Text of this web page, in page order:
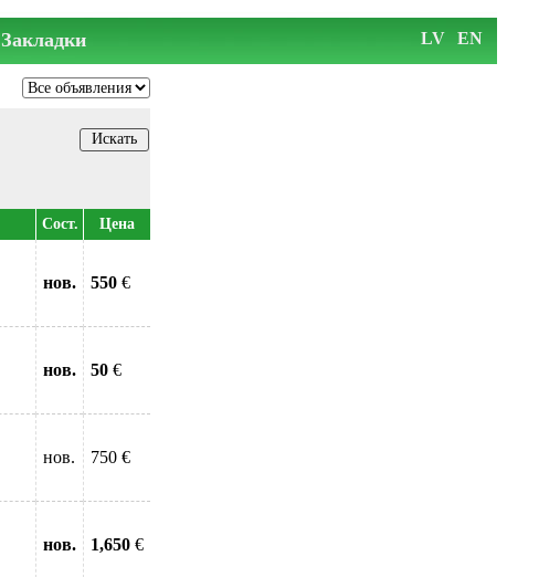
Закладки LV EN
Сост. Цена
нов. 550 €
нов. 50 €
нов. 750 €
нов. 1,650 €